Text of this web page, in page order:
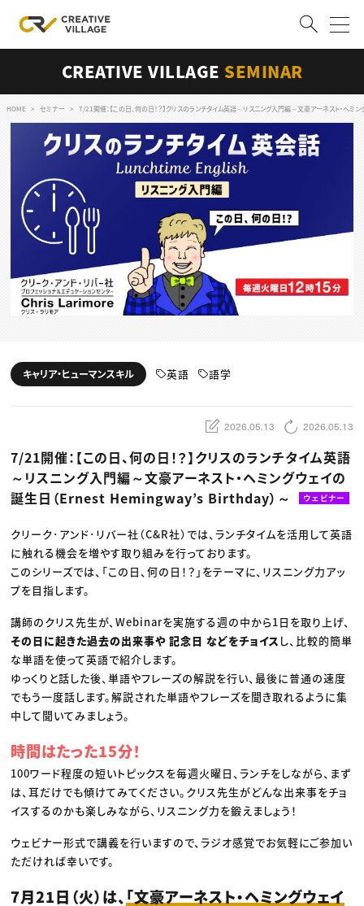
ログイン 会員登録
クリエイター求人を探す
CREATIVE JOB求人検索
特集求人
採用説明会
転職支援サービス
スキルアップしたい！
動画配信・映像制作
編集・ライティング
ディレクション
TOP Creator’s コラム トップ
Webクリエイター
ゲームクリエイター
クリエイターインタビュー
C＆R Magazine
セミナー
ニュース・トレンド トップ
Web
映像
ゲーム・エンタメ
広告
CREATIVE VILLAGEからのお知らせ
プロフェッショナル×つながる×メディア
CREATIVE VILLAGE SEMINAR
HOME セミナー 7/21開催：【この日、何の日！？】クリスのランチタイム英語～リスニング入門編～文豪アーネスト・
キャリア・ヒューマンスキル 英語 語学
2026.05.13 2026.05.13
7/21開催：【この日、何の日！？】クリスのランチタイム英語
～リスニング入門編～文豪アーネスト・ヘミングウェイの
誕生日（Ernest Hemingway’s Birthday）～
ウェビナー
クリーク･アンド･リバー社（C&R社）では、ランチタイムを活用して英語
に触れる機会を増やす取り組みを行っております。
このシリーズでは、「この日、何の日！？」をテーマに、リスニング力アッ
プを目指します。
講師のクリス先生が、Webinarを実施する週の中から1日を取り上げ、
その日に起きた過去の出来事や 記念日 などをチョイス し、比較的簡単
な単語を使って英語で紹介します。
ゆっくりと話した後、単語やフレーズの解説を行い、最後に普通の速度
でもう一度話します。解説された単語やフレーズを聞き取れるように集
中して聞いてみましょう。
時間はたった15分！
100ワード程度の短いトピックスを毎週火曜日、ランチをしながら、まず
は、耳だけでも傾けてみてください。クリス先生がどんな出来事をチョ
イスするのかも楽しみながら、リスニング力を鍛えましょう！
ウェビナー形式で講義を行いますので、ラジオ感覚でお気軽にご参加い
ただければ幸いです。
7月21日（火）は、 「文豪アーネスト・ヘミングウェイ